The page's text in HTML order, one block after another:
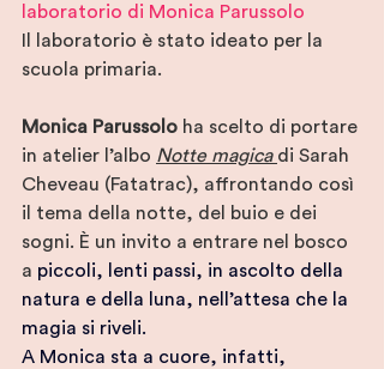
laboratorio di Monica Parussolo
Il laboratorio è stato ideato per la
scuola primaria.
Monica Parussolo ha scelto di portare
in atelier l’albo Notte magica di Sarah
Cheveau (Fatatrac), affrontando così
il tema della notte, del buio e dei
sogni. È un invito a entrare nel bosco
a piccoli, lenti passi, in ascolto della
natura e della luna, nell’attesa che la
magia si riveli.
A Monica sta a cuore, infatti,